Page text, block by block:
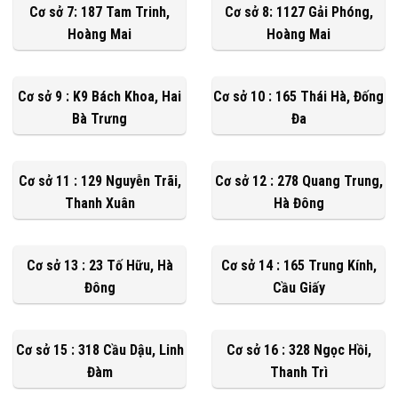
Cơ sở 7: 187 Tam Trinh,
Hoàng Mai
Cơ sở 8: 1127 Gải Phóng,
Hoàng Mai
Cơ sở 9 : K9 Bách Khoa, Hai
Bà Trưng
Cơ sở 10 : 165 Thái Hà, Đống
Đa
Cơ sở 11 : 129 Nguyễn Trãi,
Thanh Xuân
Cơ sở 12 : 278 Quang Trung,
Hà Đông
Cơ sở 13 : 23 Tố Hữu, Hà
Đông
Cơ sở 14 : 165 Trung Kính,
Cầu Giấy
Cơ sở 15 : 318 Cầu Dậu, Linh
Đàm
Cơ sở 16 : 328 Ngọc Hồi,
Thanh Trì